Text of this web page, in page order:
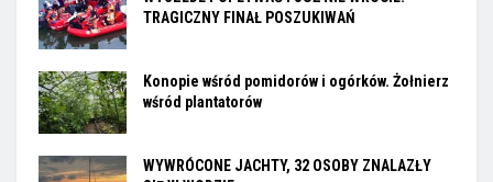
TRAGICZNY FINAŁ POSZUKIWAŃ
Konopie wśród pomidorów i ogórków. Żołnierz
wśród plantatorów
WYWRÓCONE JACHTY, 32 OSOBY ZNALAZŁY